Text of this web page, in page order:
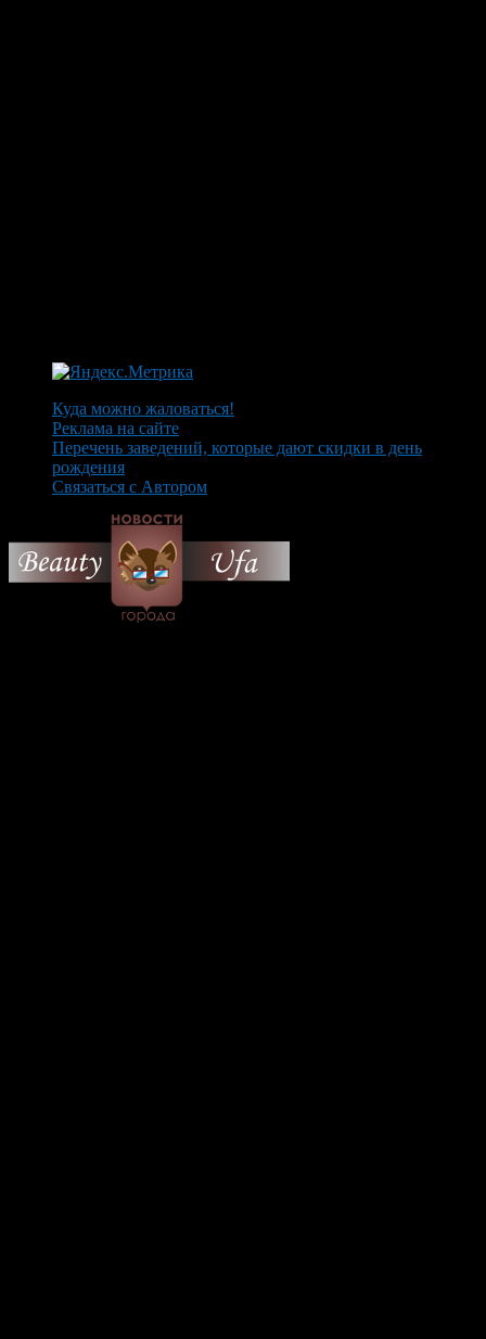
Куда можно жаловаться!
Реклама на сайте
Перечень заведений, которые дают скидки в день
рождения
Связаться с Автором